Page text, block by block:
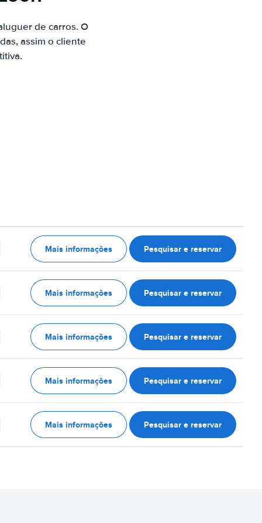
de carros. O
assim o cliente
Mais informações Pesquisar e reservar
Mais informações Pesquisar e reservar
Mais informações Pesquisar e reservar
Mais informações Pesquisar e reservar
Mais informações Pesquisar e reservar